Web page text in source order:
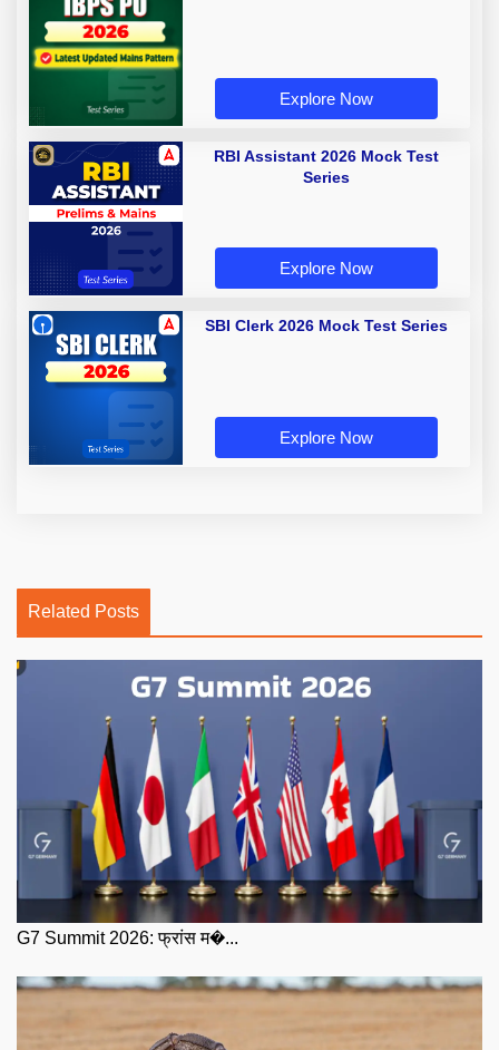
Explore Now
RBI Assistant 2026 Mock Test
Series
Explore Now
SBI Clerk 2026 Mock Test Series
Explore Now
Related Posts
G7 Summit 2026: फ्रांस म�...